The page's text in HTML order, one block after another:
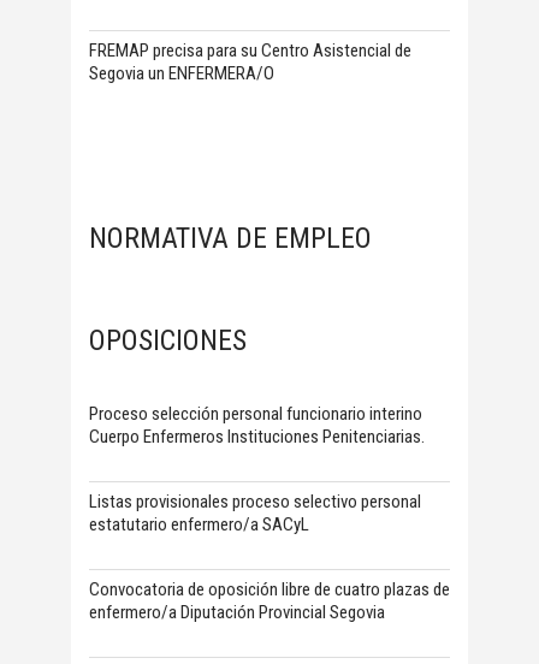
FREMAP precisa para su Centro Asistencial de
Segovia un ENFERMERA/O
NORMATIVA DE EMPLEO
OPOSICIONES
Proceso selección personal funcionario interino
Cuerpo Enfermeros Instituciones Penitenciarias.
Listas provisionales proceso selectivo personal
estatutario enfermero/a SACyL
Convocatoria de oposición libre de cuatro plazas de
enfermero/a Diputación Provincial Segovia